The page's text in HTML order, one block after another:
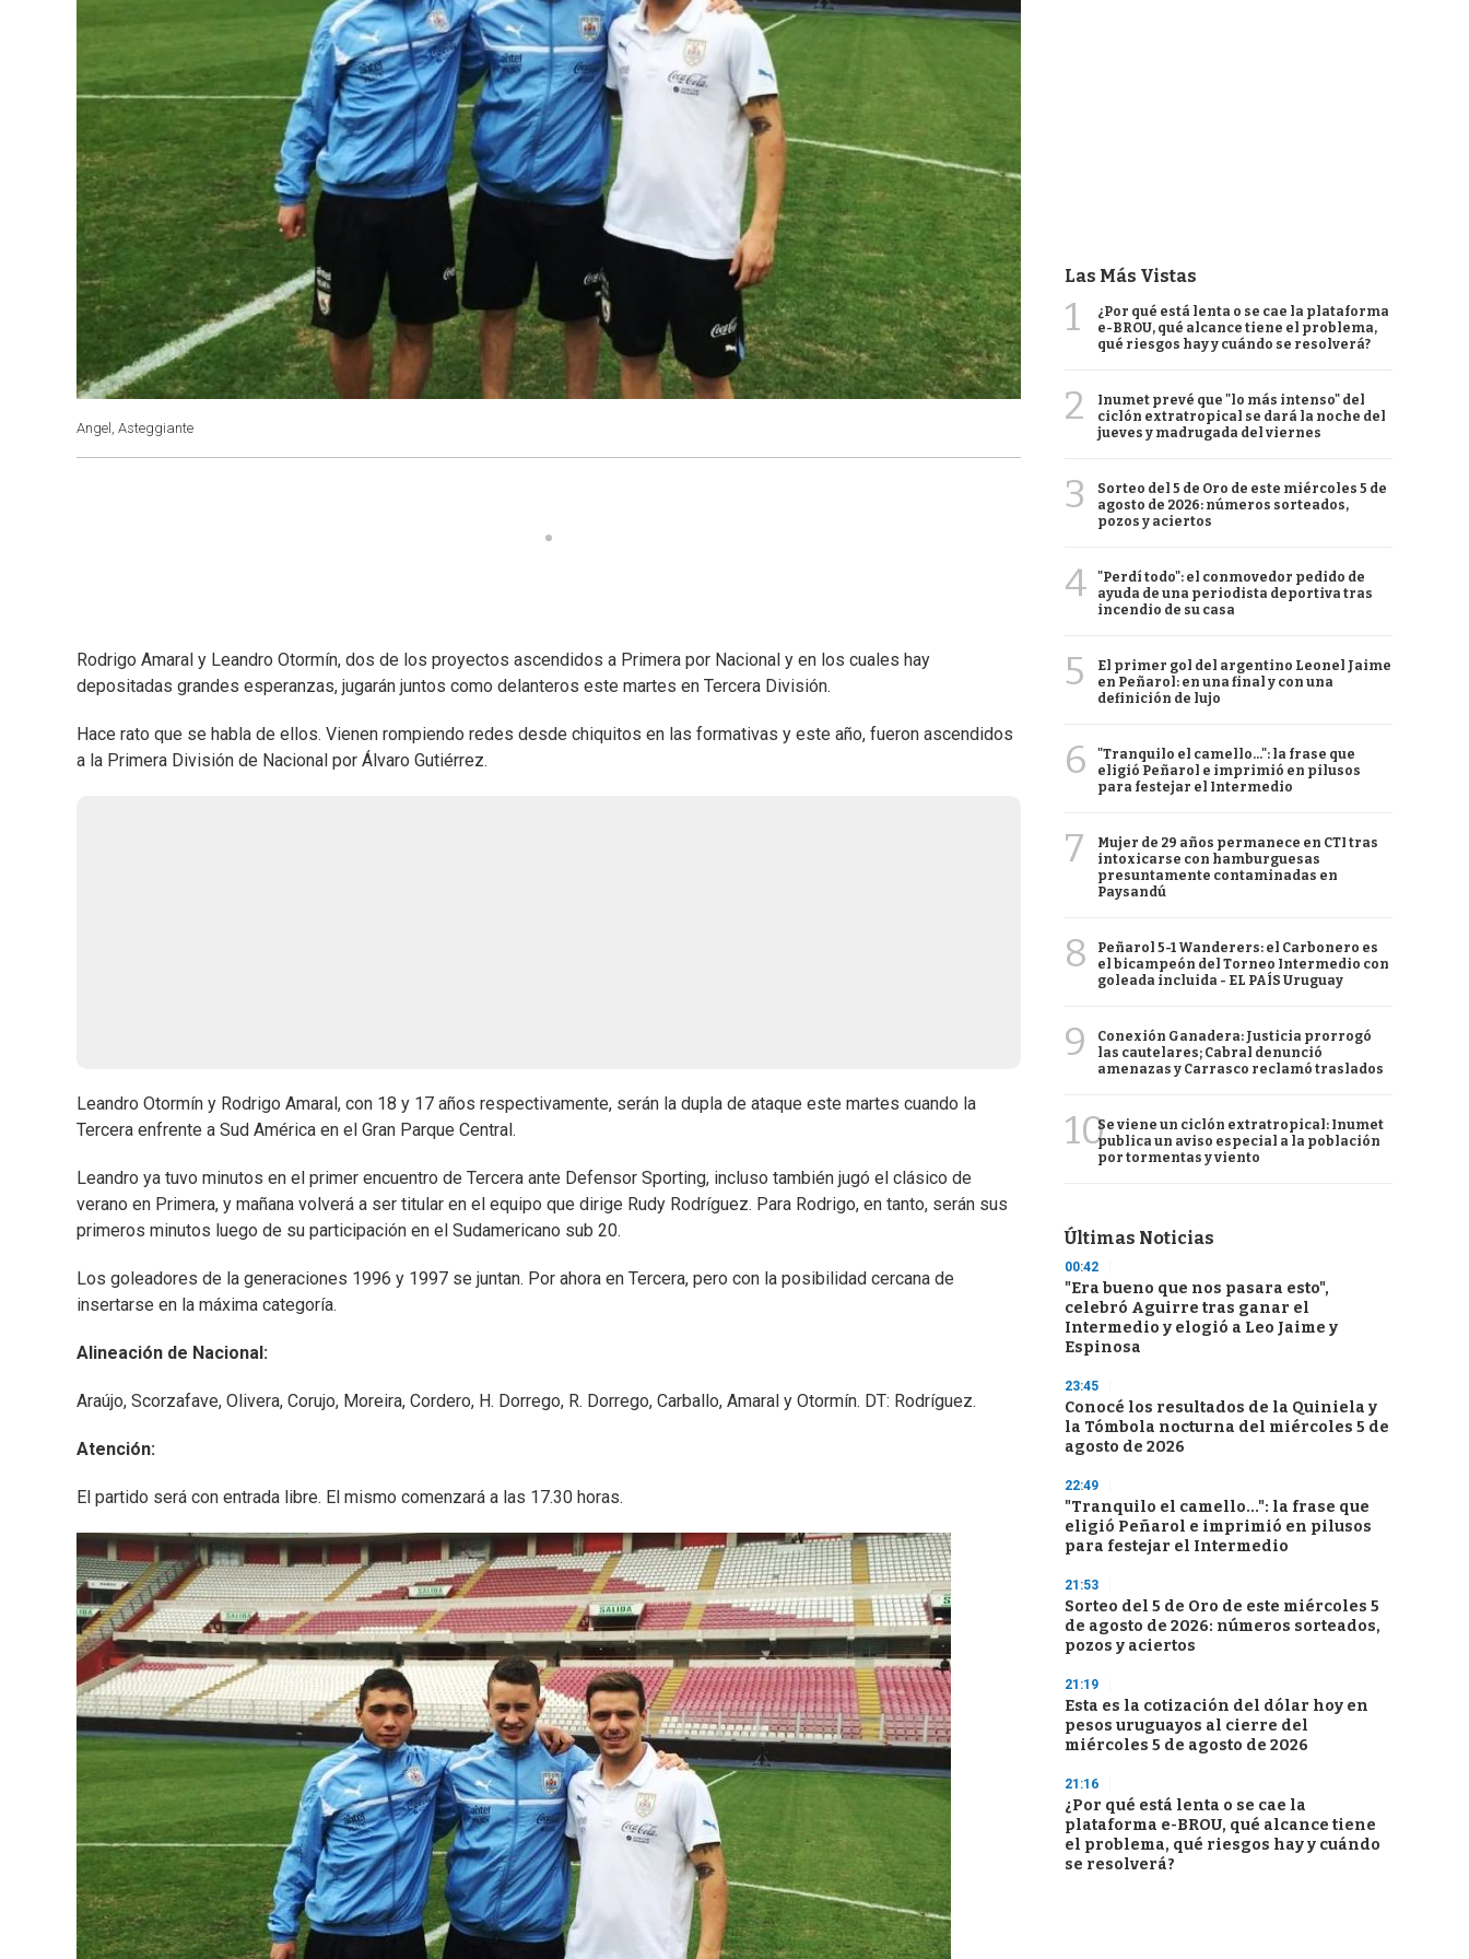
Angel, Asteggiante
Rodrigo Amaral y Leandro Otormín, dos de los proyectos ascendidos a Primera por Nacional y en los cuales hay
depositadas grandes esperanzas, jugarán juntos como delanteros este martes en Tercera División.
Hace rato que se habla de ellos. Vienen rompiendo redes desde chiquitos en las formativas y este año, fueron ascendidos
a la Primera División de Nacional por Álvaro Gutiérrez.
Leandro Otormín y Rodrigo Amaral, con 18 y 17 años respectivamente, serán la dupla de ataque este martes cuando la
Tercera enfrente a Sud América en el Gran Parque Central.
Leandro ya tuvo minutos en el primer encuentro de Tercera ante Defensor Sporting, incluso también jugó el clásico de
verano en Primera, y mañana volverá a ser titular en el equipo que dirige Rudy Rodríguez. Para Rodrigo, en tanto, serán sus
primeros minutos luego de su participación en el Sudamericano sub 20.
Los goleadores de la generaciones 1996 y 1997 se juntan. Por ahora en Tercera, pero con la posibilidad cercana de
insertarse en la máxima categoría.
Alineación de Nacional:
Araújo, Scorzafave, Olivera, Corujo, Moreira, Cordero, H. Dorrego, R. Dorrego, Carballo, Amaral y Otormín. DT: Rodríguez.
Atención:
El partido será con entrada libre. El mismo comenzará a las 17.30 horas.
Las Más Vistas
1
¿Por qué está lenta o se cae la plataforma
e-BROU, qué alcance tiene el problema,
qué riesgos hay y cuándo se resolverá?
2
Inumet prevé que "lo más intenso" del
ciclón extratropical se dará la noche del
jueves y madrugada del viernes
3
Sorteo del 5 de Oro de este miércoles 5 de
agosto de 2026: números sorteados,
pozos y aciertos
4
"Perdí todo": el conmovedor pedido de
ayuda de una periodista deportiva tras
incendio de su casa
5
El primer gol del argentino Leonel Jaime
en Peñarol: en una final y con una
definición de lujo
6
"Tranquilo el camello...": la frase que
eligió Peñarol e imprimió en pilusos
para festejar el Intermedio
7
Mujer de 29 años permanece en CTI tras
intoxicarse con hamburguesas
presuntamente contaminadas en
Paysandú
8
Peñarol 5-1 Wanderers: el Carbonero es
el bicampeón del Torneo Intermedio con
goleada incluida - EL PAÍS Uruguay
9
Conexión Ganadera: Justicia prorrogó
las cautelares; Cabral denunció
amenazas y Carrasco reclamó traslados
10Se viene un ciclón extratropical: Inumet
publica un aviso especial a la población
por tormentas y viento
Últimas Noticias
00:42
"Era bueno que nos pasara esto",
celebró Aguirre tras ganar el
Intermedio y elogió a Leo Jaime y
Espinosa
23:45
Conocé los resultados de la Quiniela y
la Tómbola nocturna del miércoles 5 de
agosto de 2026
22:49
"Tranquilo el camello...": la frase que
eligió Peñarol e imprimió en pilusos
para festejar el Intermedio
21:53
Sorteo del 5 de Oro de este miércoles 5
de agosto de 2026: números sorteados,
pozos y aciertos
21:19
Esta es la cotización del dólar hoy en
pesos uruguayos al cierre del
miércoles 5 de agosto de 2026
21:16
¿Por qué está lenta o se cae la
plataforma e-BROU, qué alcance tiene
el problema, qué riesgos hay y cuándo
se resolverá?